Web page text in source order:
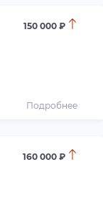
150 000 ₽
Подробнее
160 000 ₽